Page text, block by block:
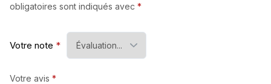
obligatoires sont indiqués avec *
Votre note *
Votre avis *